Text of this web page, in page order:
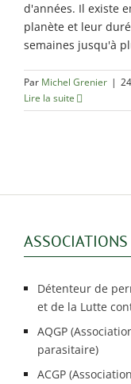
d'années. Il existe
planète et leur
semaines jusqu'à
Par Michel Grenier |
Lire la suite
Détenteur de
et de la Lutte
AQGP
parasitaire)
ACGP